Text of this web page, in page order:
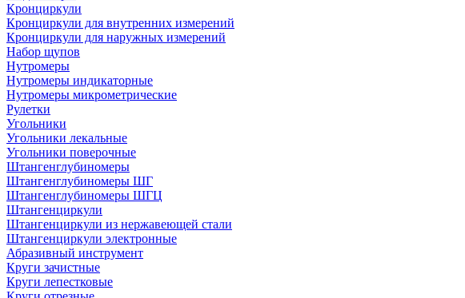
Кронциркули
Кронциркули для внутренних измерений
Кронциркули для наружных измерений
Набор щупов
Нутромеры
Нутромеры индикаторные
Нутромеры микрометрические
Рулетки
Угольники
Угольники лекальные
Угольники поверочные
Штангенглубиномеры
Штангенглубиномеры ШГ
Штангенглубиномеры ШГЦ
Штангенциркули
Штангенциркули из нержавеющей стали
Штангенциркули электронные
Абразивный инструмент
Круги зачистные
Круги лепестковые